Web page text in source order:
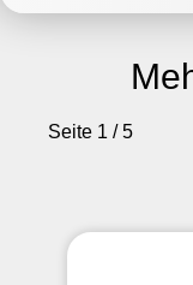
Seite 1 / 5